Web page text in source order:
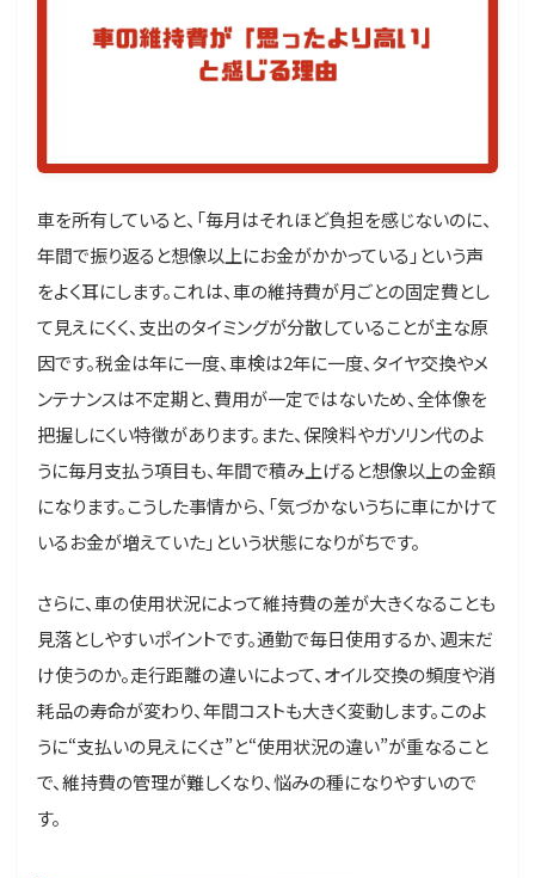
車を所有していると、「毎月はそれほど負担を感じないのに、
年間で振り返ると想像以上にお金がかかっている」という声
をよく耳にします。これは、車の維持費が月ごとの固定費とし
て見えにくく、支出のタイミングが分散していることが主な原
因です。税金は年に一度、車検は2年に一度、タイヤ交換やメ
ンテナンスは不定期と、費用が一定ではないため、全体像を
把握しにくい特徴があります。また、保険料やガソリン代のよ
うに毎月支払う項目も、年間で積み上げると想像以上の金額
になります。こうした事情から、「気づかないうちに車にかけて
いるお金が増えていた」という状態になりがちです。
さらに、車の使用状況によって維持費の差が大きくなることも
見落としやすいポイントです。通勤で毎日使用するか、週末だ
け使うのか。走行距離の違いによって、オイル交換の頻度や消
耗品の寿命が変わり、年間コストも大きく変動します。このよ
うに“支払いの見えにくさ”と“使用状況の違い”が重なること
で、維持費の管理が難しくなり、悩みの種になりやすいので
す。